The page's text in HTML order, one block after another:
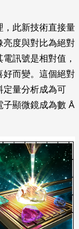
，此新技術直接量
亮度與對比為絕對
訊號是相對值，
好而變。這個絕對
定量分析成為可
子顯微鏡成為數 Å